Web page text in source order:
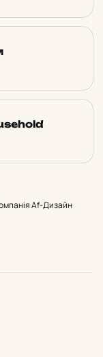
Af-Дизайн